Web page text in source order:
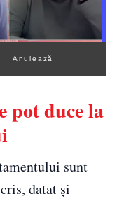
Anulează
pot duce la
sunt
datat și